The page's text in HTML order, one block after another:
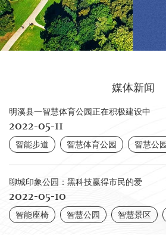
媒体新闻
明溪县一智慧体育公园正在积极建设中
2022-05-11
智能步道 智慧体育公园 智慧公园
聊城印象公园：黑科技赢得市民的爱
2022-05-10
智能座椅 智慧公园 智慧景区